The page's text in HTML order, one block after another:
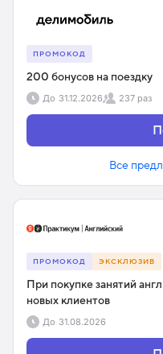
ПРОМОКОД
200 бонусов на поездку
До 31.12.2026 237 раз
Все
ПРОМОКОД ЭКСКЛЮЗИВ
При покупке занятий
новых клиентов
До 31.08.2026